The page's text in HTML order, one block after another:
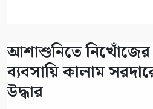
আশাশুনিতে নিখোঁজের
ব্যবসায়ি কালাম
উদ্ধার